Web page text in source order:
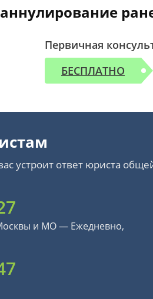
Первичная
БЕСПЛАТНО
устроит ответ юриста
и МО — Ежедневно,